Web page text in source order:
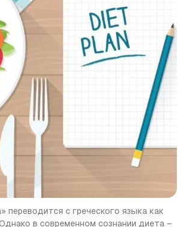
переводится с греческого языка как
в современном сознании диета –